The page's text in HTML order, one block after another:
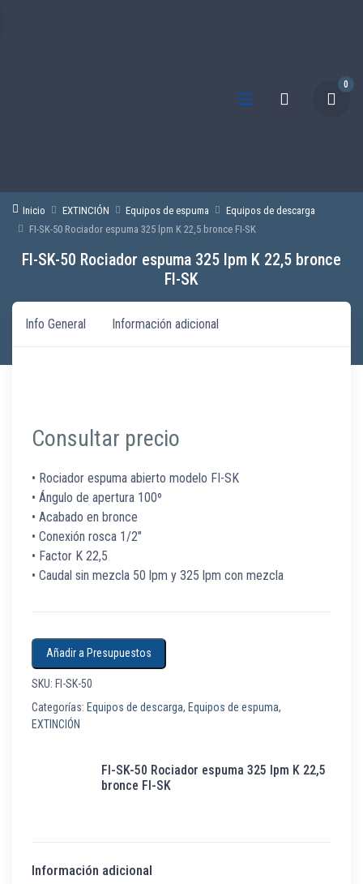
0
Inicio EXTINCIÓN Equipos de espuma
Equipos de descarga
FI-SK-50 Rociador espuma 325 lpm K 22,5 bronce FI-SK
FI-SK-50 Rociador espuma 325 lpm K 22,5 bronce
FI-SK
Info General Información adicional
Consultar precio
• Rociador espuma abierto modelo FI-SK
• Ángulo de apertura 100º
• Acabado en bronce
• Conexión rosca 1/2″
• Factor K 22,5
• Caudal sin mezcla 50 lpm y 325 lpm con mezcla
Añadir a Presupuestos
SKU: FI-SK-50
Categorías: Equipos de descarga, Equipos de espuma,
EXTINCIÓN
FI-SK-50 Rociador espuma 325 lpm K 22,5
bronce FI-SK
Información adicional